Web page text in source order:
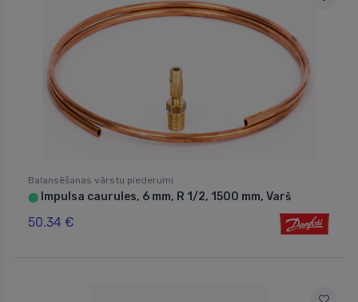
Balansēšanas vārstu piederumi
⬤ Impulsa caurules, 6 mm, R 1/2, 1500 mm, Varš
50.34 €